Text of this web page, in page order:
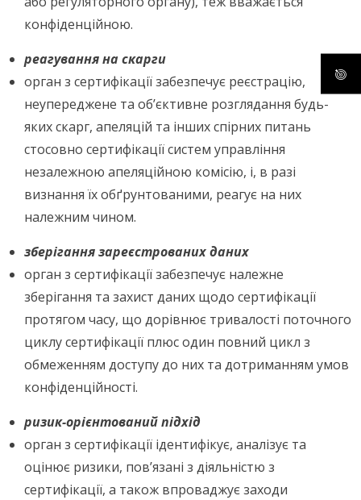
конфіденційною.
реагування на скарги
орган з сертифікації забезпечує реєстрацію,
неупереджене та об’єктивне розглядання будь-
яких скарг, апеляцій та інших спірних питань
стосовно сертифікації систем управління
незалежною апеляційною комісію, і, в разі
визнання їх обґрунтованими, реагує на них
належним чином.
зберігання зареєстрованих даних
орган з сертифікації забезпечує належне
зберігання та захист даних щодо сертифікації
протягом часу, що дорівнює тривалості поточного
циклу сертифікації плюс один повний цикл з
обмеженням доступу до них та дотриманням умов
конфіденційності.
ризик-орієнтований підхід
орган з сертифікації ідентифікує, аналізує та
оцінює ризики, пов’язані з діяльністю з
сертифікації, а також впроваджує заходи